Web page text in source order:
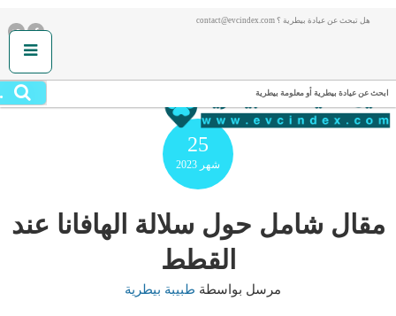
هل تبحث عن عيادة بيطرية ؟ contact@evcindex.com
ابحث عن عيادة بيطرية أو معلومة بيطرية
25
شهر 2023
مقال شامل حول سلالة الهافانا عند
القطط
مرسل بواسطة طبيبة بيطرية